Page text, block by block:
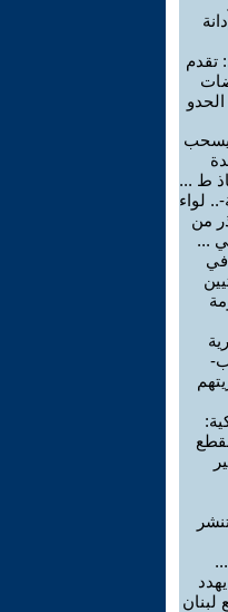
تقدم
يسحب
ط ...
.. لواء
من
...
في
لبنان